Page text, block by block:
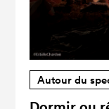
Autour du